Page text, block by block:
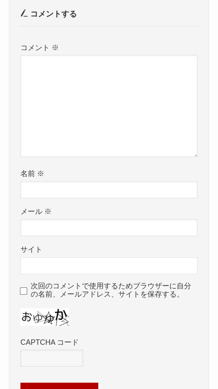
コメントする
コメント ※
名前 ※
メール ※
サイト
次回のコメントで使用するためブラウザーに自分
の名前、メールアドレス、サイトを保存する。
CAPTCHA コード